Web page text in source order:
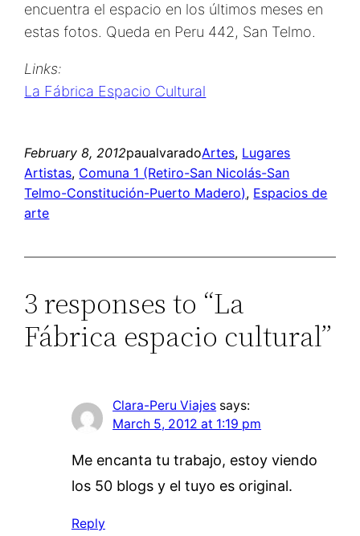
encuentra el espacio en los últimos meses en
estas fotos. Queda en Peru 442, San Telmo.
Links:
La Fábrica Espacio Cultural
February 8, 2012paualvaradoArtes, Lugares
Artistas, Comuna 1 (Retiro-San Nicolás-San
Telmo-Constitución-Puerto Madero), Espacios de
arte
3 responses to “La
Fábrica espacio cultural”
Clara-Peru Viajes says:
March 5, 2012 at 1:19 pm
Me encanta tu trabajo, estoy viendo
los 50 blogs y el tuyo es original.
Reply